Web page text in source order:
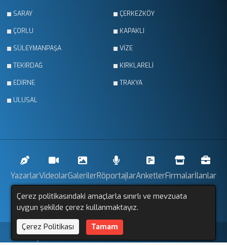
SARAY ÇERKEZKÖY
ÇORLU KAPAKLI
SÜLEYMANPAŞA VİZE
TEKİRDAĞ KIRKLARELİ
EDİRNE TRAKYA
ULUSAL
YazarlarVideolarGalerilerRöportajlarAnketlerFirmalarİlanlar
Resmi İlanlarSitemap
Trakya Gözlem © 2011 - 2025. Tüm Hakları Saklıdır.
Çerez politikasındaki amaçlarla sınırlı ve mevzuata
uygun şekilde çerez kullanmaktayız.
Çerez Politikası
Tamam